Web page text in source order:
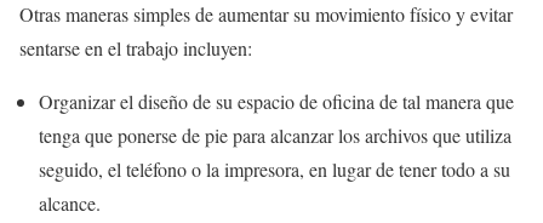
Otras maneras simples de aumentar su movimiento físico y evitar
sentarse en el trabajo incluyen:
Organizar el diseño de su espacio de oficina de tal manera que
tenga que ponerse de pie para alcanzar los archivos que utiliza
seguido, el teléfono o la impresora, en lugar de tener todo a su
alcance.